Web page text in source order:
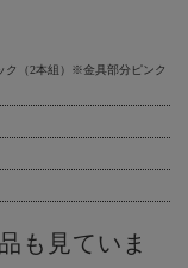
ク（2本組）※金具部分ピンク
も見ていま